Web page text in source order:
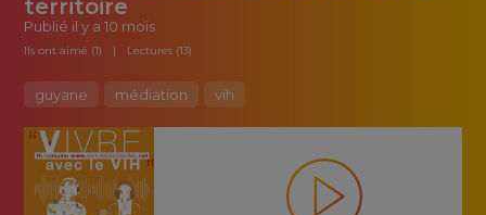
territoire
Publié il y a 10 mois
Ils ont aimé (1) Lectures (13)
guyane médiation vih